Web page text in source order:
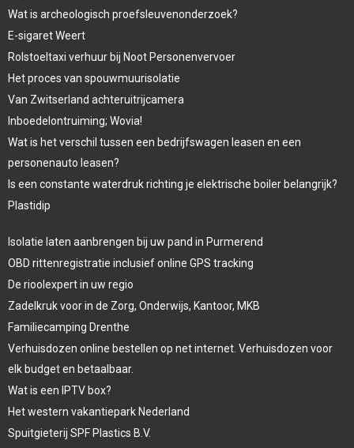
Wat is archeologisch proefsleuvenonderzoek?
E-sigaret Weert
Rolstoeltaxi verhuur bij Noot Personenvervoer
Het proces van spouwmuurisolatie
Van Zwitserland achteruitrijcamera
Inboedelontruiming; Wovia!
Wat is het verschil tussen een bedrijfswagen leasen en een
personenauto leasen?
Is een constante waterdruk richting je elektrische boiler belangrijk?
Plastidip
Isolatie laten aanbrengen bij uw pand in Purmerend
OBD rittenregistratie inclusief online GPS tracking
De rioolexpert in uw regio
Zadelkruk voor in de Zorg, Onderwijs, Kantoor, MKB
Familiecamping Drenthe
Verhuisdozen online bestellen op net internet. Verhuisdozen voor
elk budget en betaalbaar.
Wat is een IPTV box?
Het western vakantiepark Nederland
Spuitgieterij SPF Plastics B.V.